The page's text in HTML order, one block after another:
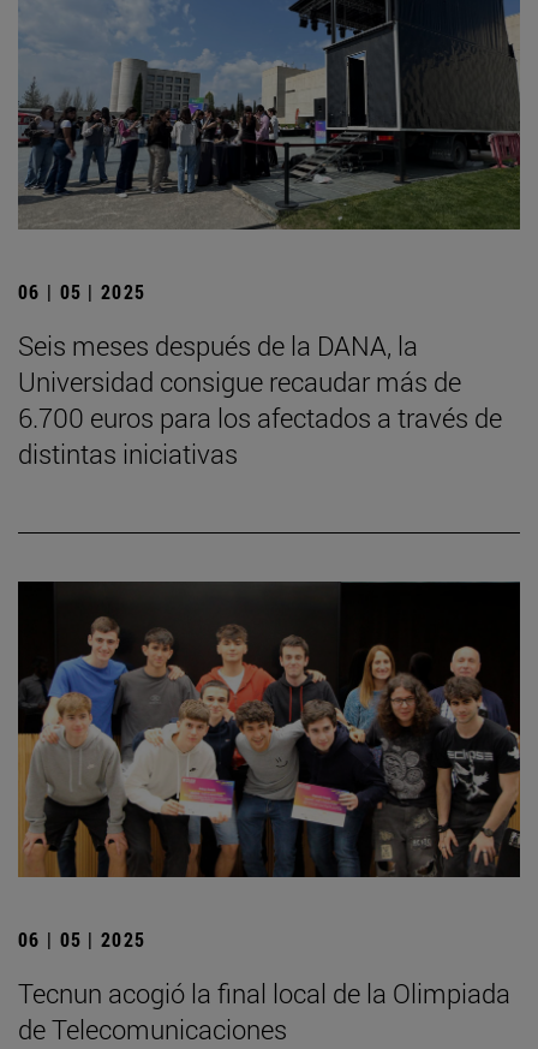
06 | 05 | 2025
Seis meses después de la DANA, la
Universidad consigue recaudar más de
6.700 euros para los afectados a través de
distintas iniciativas
06 | 05 | 2025
­Tecnun acogió la final local de la Olimpiada
de Telecomunicaciones